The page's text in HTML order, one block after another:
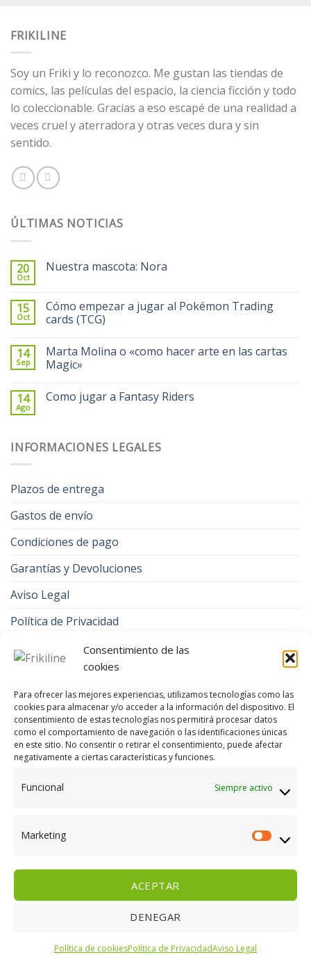
Consentimiento de las
cookies
Para ofrecer las mejores experiencias, utilizamos tecnologías como las
cookies para almacenar y/o acceder a la información del dispositivo. El
consentimiento de estas tecnologías nos permitirá procesar datos
como el comportamiento de navegación o las identificaciones únicas
en este sitio. No consentir o retirar el consentimiento, puede afectar
negativamente a ciertas características y funciones.
Funcional Siempre activo
Marketing
ACEPTAR
DENEGAR
Política de cookiesPolítica de PrivacidadAviso Legal
FRIKILINE
Soy un Friki y lo reconozco. Me gustan las tiendas de
comics, las películas del espacio, la ciencia ficción y todo
lo coleccionable. Gracias a eso escapé de una realidad a
veces cruel y aterradora y otras veces dura y sin
sentido.
ÚLTIMAS NOTICIAS
20
Oct
Nuestra mascota: Nora
15
Oct
Cómo empezar a jugar al Pokémon Trading
cards (TCG)
14
Sep
Marta Molina o «como hacer arte en las cartas
Magic»
14
Ago
Como jugar a Fantasy Riders
INFORMACIONES LEGALES
Plazos de entrega
Gastos de envío
Condiciones de pago
Garantías y Devoluciones
Aviso Legal
Política de Privacidad
Contacto
Política de cookies (UE)
CONTACTA CON NOSOTROS EN FRIKILINE
Llámanos al924 80 01 85, al924 80 08 66o
envíanos un WhatsApp648 925 065.
e-mailefrikiline@gmail.com
CONDICIONES DE PAGO
GARANTÍAS Y DEVOLUCIONES